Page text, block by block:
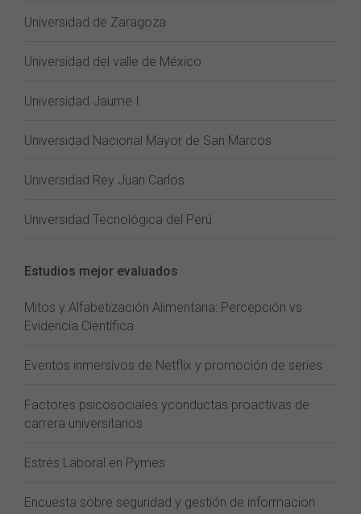
Universidad de Zaragoza
Universidad del valle de México
Universidad Jaume I
Universidad Nacional Mayor de San Marcos
Universidad Rey Juan Carlos
Universidad Tecnológica del Perú
Estudios mejor evaluados
Mitos y Alfabetización Alimentaria: Percepción vs
Evidencia Científica
Eventos inmersivos de Netflix y promoción de series
Factores psicosociales yconductas proactivas de
carrera universitarios
Estrés Laboral en Pymes
Encuesta sobre seguridad y gestión de informacion